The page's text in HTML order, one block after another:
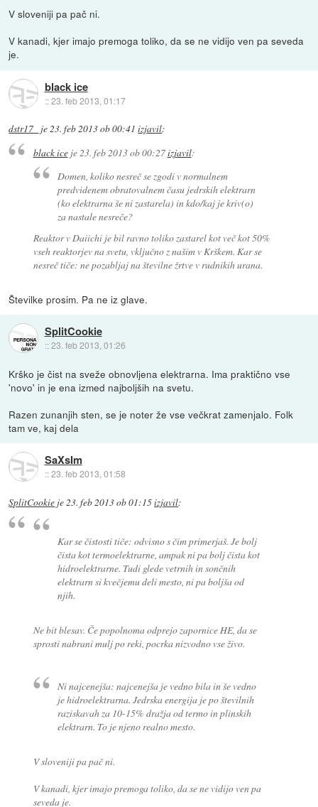
V sloveniji pa pač ni.
V kanadi, kjer imajo premoga toliko, da se ne vidijo ven pa seveda
je.
black ice
::23. feb 2013, 01:17
dstr17_ je23. feb 2013 ob 00:41 izjavil:
black iceje23. feb 2013 ob 00:27izjavil:
Domen, koliko nesreč se zgodi v normalnem
predvidenem obratovalnem času jedrskih elektrarn
(ko elektrarna še ni zastarela) in kdo/kaj je kriv(o)
za nastale nesreče?
Reaktor v Daiichi je bil ravno toliko zastarel kot več kot 50%
vseh reaktorjev na svetu, vključno z našim v Krškem. Kar se
nesreč tiče: ne pozabljaj na številne žrtve v rudnikih urana.
Številke prosim. Pa ne iz glave.
SplitCookie
::23. feb 2013, 01:26
Krško je čist na sveže obnovljena elektrarna. Ima praktično vse
'novo' in je ena izmed najboljših na svetu.
Razen zunanjih sten, se je noter že vse večkrat zamenjalo. Folk
tam ve, kaj dela
SaXsIm
::23. feb 2013, 01:58
SplitCookie je23. feb 2013 ob 01:15izjavil:
Kar se čistosti tiče: odvisno s čim primerjaš. Je bolj
čista kot termoelektrarne, ampak ni pa bolj čista kot
hidroelektrarne. Tudi glede vetrnih in sončnih
elektrarn si kvečjemu deli mesto, ni pa boljša od
njih.
Ne bit blesav. Če popolnoma odprejo zapornice HE, da se
sprosti nabrani mulj po reki, pocrka nizvodno vse živo.
Ni najcenejša: najcenejša je vedno bila in še vedno
je hidroelektrarna. Jedrska energija je po številnih
raziskavah za 10-15% dražja od termo in plinskih
elektrarn. To je njeno realno mesto.
V sloveniji pa pač ni.
V kanadi, kjer imajo premoga toliko, da se ne vidijo ven pa
seveda je.